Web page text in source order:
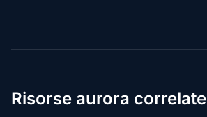
Risorse aurora correlate